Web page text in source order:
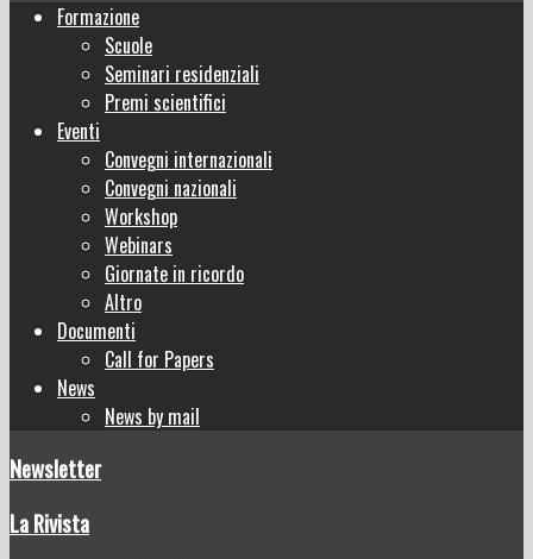
Formazione
Scuole
Seminari residenziali
Premi scientifici
Eventi
Convegni internazionali
Convegni nazionali
Workshop
Webinars
Giornate in ricordo
Altro
Documenti
Call for Papers
News
News by mail
Newsletter
La Rivista